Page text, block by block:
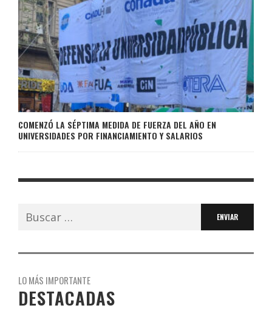
COMENZÓ LA SÉPTIMA MEDIDA DE FUERZA DEL AÑO EN
UNIVERSIDADES POR FINANCIAMIENTO Y SALARIOS
Buscar:
LO MÁS IMPORTANTE
DESTACADAS